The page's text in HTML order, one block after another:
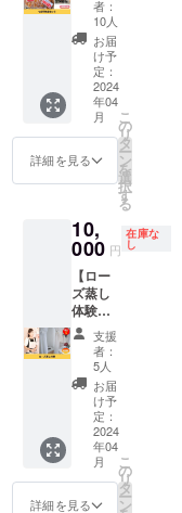
まにお
届けさ
せてい
ただき
ます。
※送料込
みのお
値段で
す。
んぷん
加工
品、
コー
ヒー粉
末、は
ちみつ/
香料、
クエン
酸、
（一部
大豆を
含む）
・内容
量：240
ｇ（個
包装込
み） ・
賞味期
限：発
送から2
カ月 ・
保存方
法：直
射日
光・高
温多湿
な場所
木綿の
浴衣を
解き縫
製し、
岐阜特
産の
「柿
渋」で
布袋で
す。 ※
料で一
枚ずつ
手で染
めてい
ますの
で色む
らがあ
りま
す。風
合いと
してお
楽しみ
くださ
い。 ※
リサイ
クル生
地につ
にて調
整いた
しま
す。 ※
現地ま
での交
通費は
支援者
ご負担
くださ
限は
2024年
6月まで
となり
ます。
※法令に
基づく
医療、
診療行
為では
ござい
ませ
ん。効
果には
個人差
分で寝
落ちし
ました
（笑）
＜こん
な方に
おすす
め＞ ・
スッキ
リさせ
い事柄
を考え
だした
い人 ・
何か考
え方を
変えた
い人 ＜
内容＞
所要時
間：30
分 提供
者：祖
父江み
ゆき 実
散策
（例）
とし
て、納
古山一
日ハイ
キン
グ、七
宗町観
光地巡
がらの
カウン
セリン
グ対
話、ヒ
プノセ
ラ
ピー
など、
ご希望
に合わ
せてプ
ログラ
ムを考
えま
供者：
て欲し
い」と
いう方
や 「目
指す先
は分か
るんだ
けど具
体的に
からな
いし誰
に相談
してい
いのか
分から
ない」
という
思いを
伺い、
井川の
実践経
験から
の視点
で思い
の整理
整頓を
産店こ
ぶしの
里さん
のオリ
ジナル
商品の
詰め合
わせを1
個お届
けしま
す。
合わせ
の内
容」 ①
鮎出汁
効いて
る鶏む
ね肉煮
②ス
モーク
ミック
スナッ
ツ ③う
ずらの
くんせ
い袋 ＜
食品表
示＞ ①
者：
10人
お届
け予
定：
2024
年04
月
詳細を見る
こ
の
リ
タ
ー
ン
を
選
択
す
る
10,
000 円
在庫な
し
【ロー
ズ蒸し
体験】
ローズ
蒸し体
験が受
けられ
る権利
です。
ローズ
蒸しテ
ントで
行いま
す。 ラ
支援
者：
5人
お届
け予
定：
2024
年04
月
詳細を見る
こ
の
リ
タ
ー
ン